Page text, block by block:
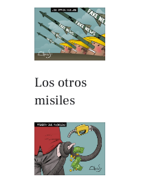
Los otros
misiles